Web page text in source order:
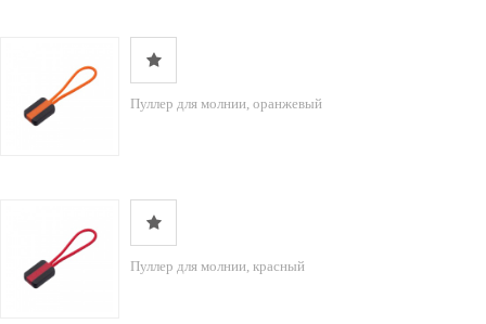
Пуллер для молнии, оранжевый
Пуллер для молнии, красный